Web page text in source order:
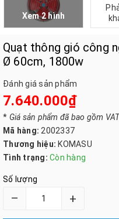
Xem 2 hình
Quạt thông gió công
Ø 60cm, 1800w
Đánh giá sản phẩm
7.640.000₫
* Giá sản phẩm đã bao gồm
Mã hàng: 2002337
Thương hiệu: KOMASU
Tình trạng: Còn hàng
Số lượng
– +